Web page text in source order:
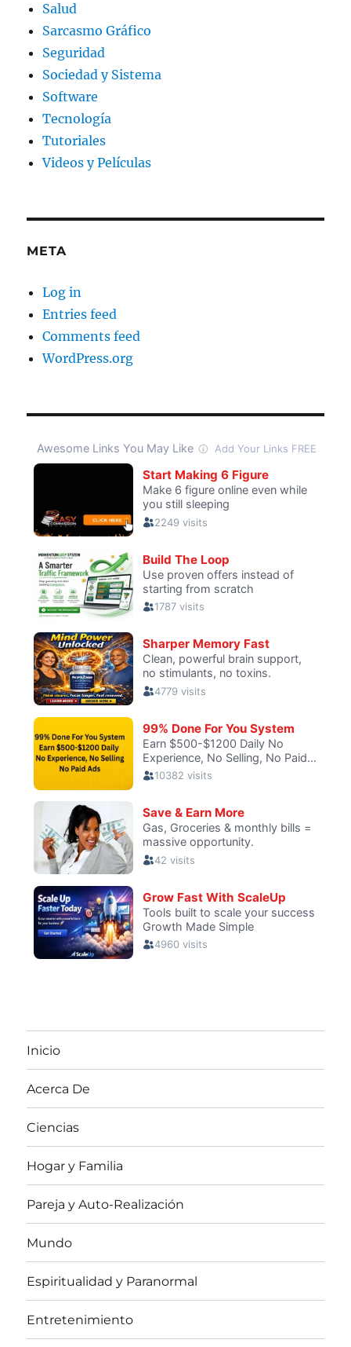
Salud
Sarcasmo Gráfico
Seguridad
Sociedad y Sistema
Software
Tecnología
Tutoriales
Videos y Películas
META
Log in
Entries feed
Comments feed
WordPress.org
Inicio
Acerca De
Ciencias
Hogar y Familia
Pareja y Auto-Realización
Mundo
Espiritualidad y Paranormal
Entretenimiento